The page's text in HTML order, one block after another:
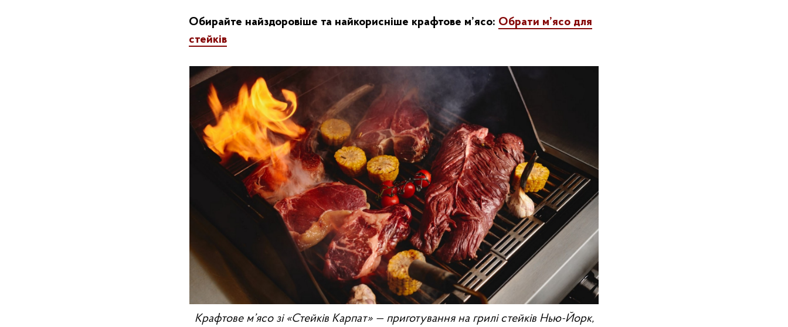
Обирайте найздоровіше та найкорисніше крафтове м’ясо: Обрати м’ясо для
стейків
Крафтове м’ясо зі «‎Стейків Карпат»‎ — приготування на грилі стейків Нью-Йорк,